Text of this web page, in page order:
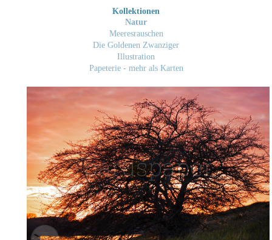
Kollektionen
Natur
Meeresrauschen
Die Goldenen Zwanziger
Illustration
Papeterie - mehr als Karten